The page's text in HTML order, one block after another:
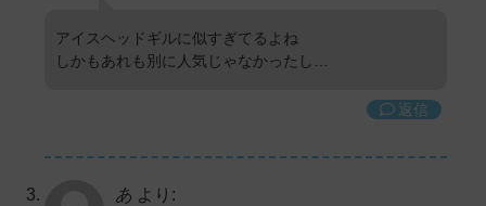
アイスヘッドギルに似すぎてるよね
しかもあれも別に人気じゃなかったし…
返信
あ より: